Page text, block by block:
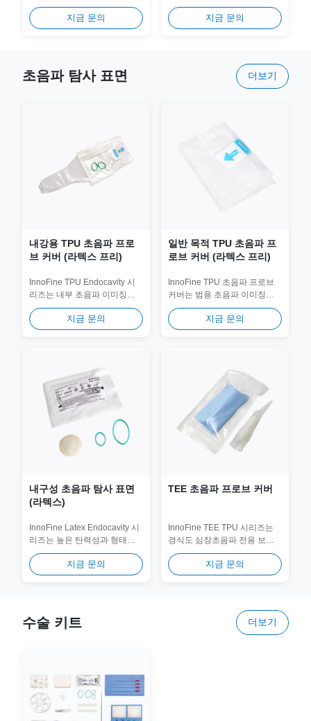
(PNB 시리즈)입니다. 매끄럽고
힘이 적게 들어가는 매우 날카
로운 외부 캐뉼라와 샘플 무결
지금 문의
하는 초음파 중재 시술용으로
설계된 가시성이 높은 PTC 바
늘입니다. 내부 바늘과 외부 바
지금 문의
초음파 탐사 표면 더보기
내강용 TPU 초음파 프로
브 커버 (라텍스 프리)
InnoFine TPU Endocavity 시
리즈는 내부 초음파 이미징을
위한 최고의 라텍스 프리 솔루
션입니다. 특수한 테이퍼형
(3D) 디자인이 특징인 이 커버
지금 문의
일반 목적 TPU 초음파 프
로브 커버 (라텍스 프리)
InnoFine TPU 초음파 프로브
커버는 범용 초음파 이미징을
위한 고성능 멸균 장벽을 제공
합니다. 텔레스코픽(3D) 접이
식으로 설계된 이 커버는 프로
지금 문의
내구성 초음파 탐사 표면
(라텍스)
InnoFine Latex Endocavity 시
리즈는 높은 탄력성과 형태에
꼭 맞는 씰이 가장 중요한 내부
초음파 시술을 위해 특별히 설
계되었습니다. 프리미엄 천연
지금 문의
TEE 초음파 프로브 커버
InnoFine TEE TPU 시리즈는
경식도 심장초음파 전용 보호
솔루션입니다. 120cm 연장된
길이와 정밀한 테이퍼드 핏으
로 중요한 심장 평가를 위해 전
지금 문의
수술 키트 더보기